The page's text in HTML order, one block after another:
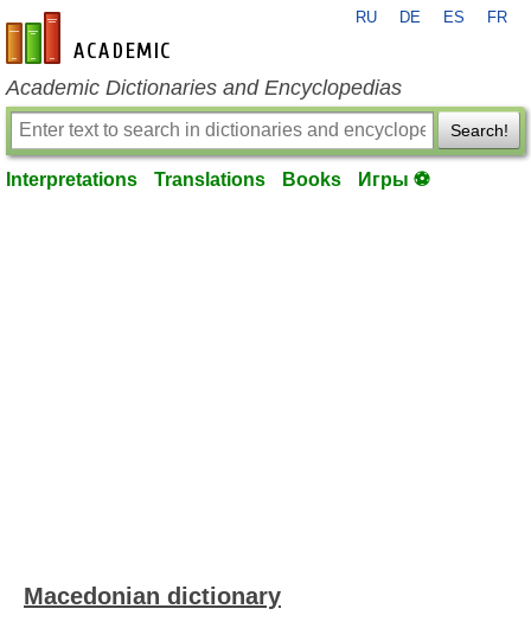
en-academic.com
RU DE ES FR
Academic Dictionaries and Encyclopedias
Search!
Interpretations Translations Books Игры ⚽
Macedonian dictionary